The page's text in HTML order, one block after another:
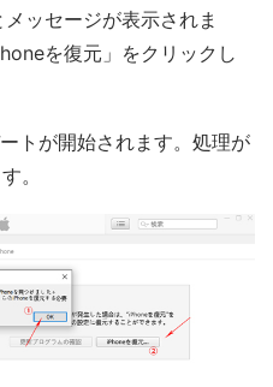
ッセージが表示されま
を復元」をクリックし
トが開始されます。処理が
。